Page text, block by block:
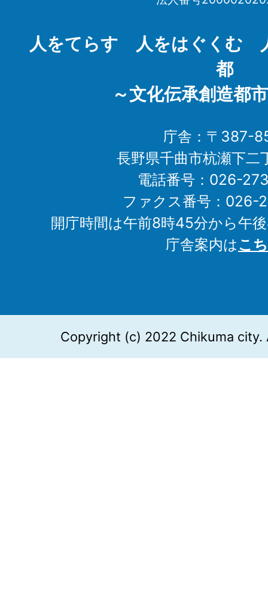
Chikuma
人をてらす 人をはぐくむ
都
～文化伝承創造都
庁舎：〒387-
長野県千曲市杭瀬下二
電話番号：026-
ファクス番号：026-
開庁時間は午前8時45分から午
庁舎案内はこ
Copyright (c) 2022 Chikuma city.